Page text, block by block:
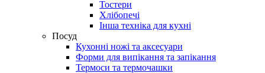
Тостери
Хлібопечі
Інша техніка для кухні
Посуд
Кухонні ножі та аксесуари
Форми для випікання та запікання
Термоси та термочашки